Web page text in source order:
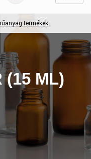
termékek
(15 ML)